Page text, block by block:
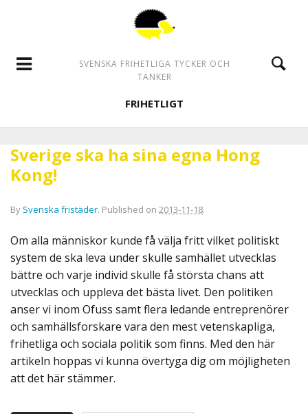
SVENSKA FRIHETLIGA TYCKER OCH
TÄNKER
FRIHETLIGT
Sverige ska ha sina egna Hong
Kong!
By Svenska fristäder. Published on 2013-11-18.
Om alla människor kunde få välja fritt vilket politiskt
system de ska leva under skulle samhället utvecklas
bättre och varje individ skulle få största chans att
utvecklas och uppleva det bästa livet. Den politiken
anser vi inom Ofuss samt flera ledande entreprenörer
och samhällsforskare vara den mest vetenskapliga,
frihetliga och sociala politik som finns. Med den här
artikeln hoppas vi kunna övertyga dig om möjligheten
att det här stämmer.